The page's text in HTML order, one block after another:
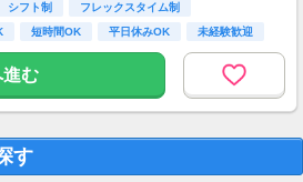
勤務（22日）
したい」
？」
シフト制
フレックスタイム制
短時間OK 平日休みOK 未経験歓迎
進む
す